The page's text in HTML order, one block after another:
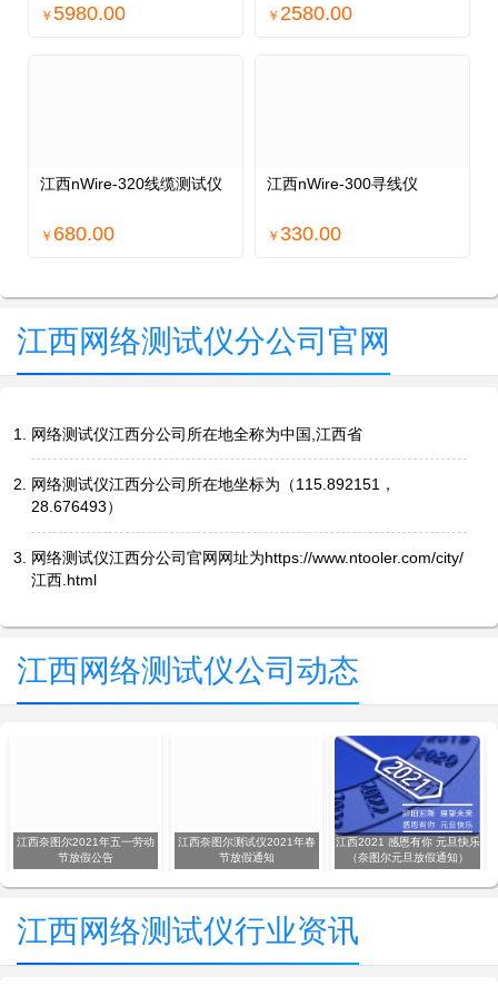
￥ 5980.00 ￥ 2580.00
江西nWire-320线缆测试仪
￥ 680.00
江西nWire-300寻线仪
￥ 330.00
江西网络测试仪分公司官网
网络测试仪江西分公司所在地全称为中国,江西省
网络测试仪江西分公司所在地坐标为（115.892151，
28.676493）
网络测试仪江西分公司官网网址为https://www.ntooler.com/city/
江西.html
江西网络测试仪公司动态
江西奈图尔2021年五一劳动
节放假公告
江西奈图尔测试仪2021年春
节放假通知
江西2021 感恩有你 元旦快乐
（奈图尔元旦放假通知）
江西网络测试仪行业资讯